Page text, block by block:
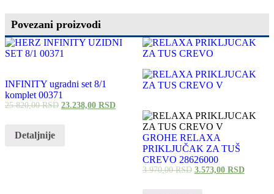
Povezani proizvodi
INFINITY ugradni set 8/1
komplet 00371
25.820,00RSD 23.238,00 RSD
Detaljnije
GROHE RELAXA
PRIKLJUČAK ZA TUŠ
CREVO 28626000
3.970,00RSD 3.573,00 RSD